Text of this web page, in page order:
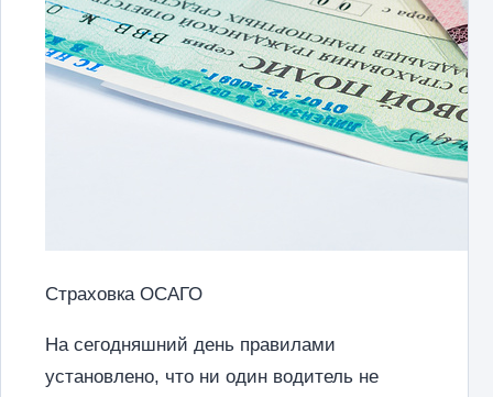
Страховка ОСАГО
На сегодняшний день правилами
установлено, что ни один водитель не